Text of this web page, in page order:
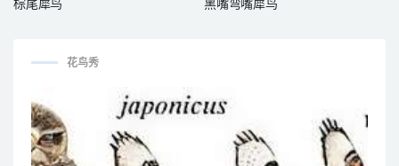
棕尾犀鸟 黑嘴弯嘴犀鸟
花鸟秀